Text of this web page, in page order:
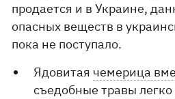
продается и в Украине,
опасных веществ в
пока не поступало.
Ядовитая чемерица
съедобные травы легко